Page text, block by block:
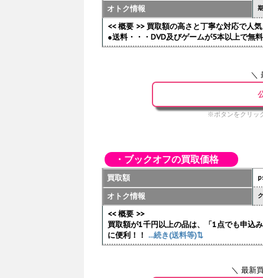
オトク情報
<< 概要 >> 買取額の高さと丁寧な対応で人
●送料・・・DVD及びゲームが5本以上で無
＼
※ボタンをクリッ
・ブックオフの買取価格
買取額
オトク情報
<< 概要 >>
買取額が1千円以上の品は、「1点でも申込
に便利！！ ...続き(送料等)⇅
＼ 最新